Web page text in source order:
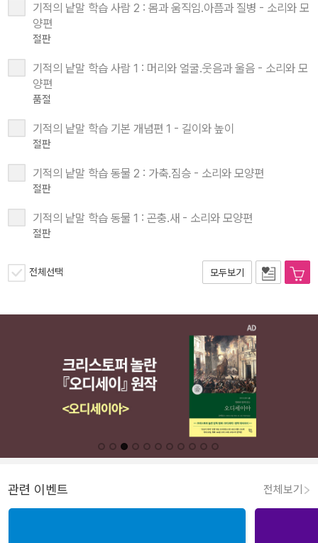
기적의 낱말 학습 사람 2 : 몸과 움직임.아픔과 질병 - 소리와 모
양편
절판
기적의 낱말 학습 사람 1 : 머리와 얼굴.웃음과 울음 - 소리와 모
양편
품절
기적의 낱말 학습 기본 개념편 1 - 길이와 높이
절판
기적의 낱말 학습 동물 2 : 가축.짐승 - 소리와 모양편
절판
기적의 낱말 학습 동물 1 : 곤충.새 - 소리와 모양편
절판
전체선택 모두보기
관련 이벤트 전체보기